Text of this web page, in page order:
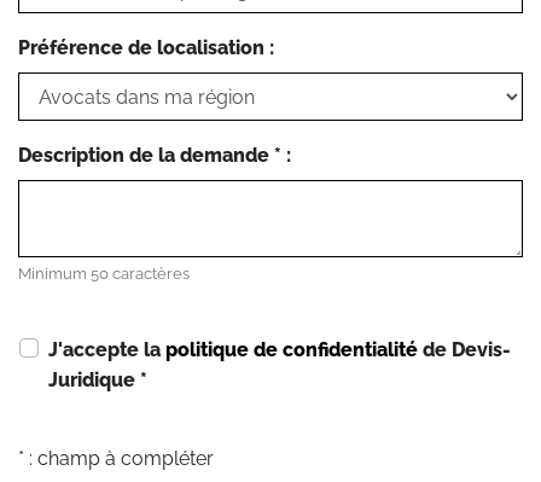
Préférence de localisation :
Description de la demande * :
Minimum 50 caractères
J'accepte la politique de confidentialité de Devis-
Juridique *
* : champ à compléter